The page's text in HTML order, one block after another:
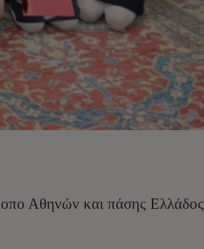
Αθηνών και πάσης Ελλάδος